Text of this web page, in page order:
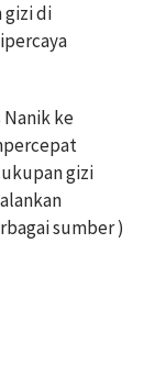
gizi di
Nanik ke
gizi
sumber )